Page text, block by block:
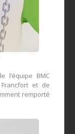
l’équipe BMC
etde
remporté